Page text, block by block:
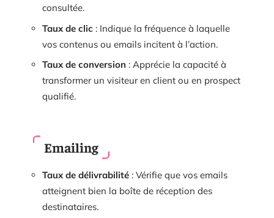
consultée.
Taux de clic : Indique la fréquence à laquelle
vos contenus ou emails incitent à l’action.
Taux de conversion : Apprécie la capacité à
transformer un visiteur en client ou en prospect
qualifié.
Emailing
Taux de délivrabilité : Vérifie que vos emails
atteignent bien la boîte de réception des
destinataires.